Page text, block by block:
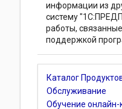
информации из
систему
работы,
поддержкой
Каталог
Обслуживание
Обучение онлайн-